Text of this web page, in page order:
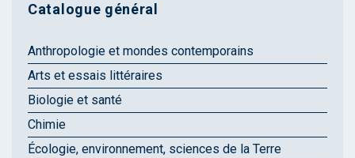
Catalogue général
Anthropologie et mondes contemporains
Arts et essais littéraires
Biologie et santé
Chimie
Écologie, environnement, sciences de la Terre